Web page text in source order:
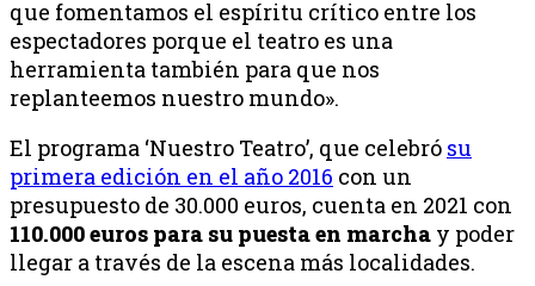
que fomentamos el espíritu crítico entre los
espectadores porque el teatro es una
herramienta también para que nos
replanteemos nuestro mundo».
El programa ‘Nuestro Teatro’, que celebró su
primera edición en el año 2016 con un
presupuesto de 30.000 euros, cuenta en 2021 con
110.000 euros para su puesta en marcha y poder
llegar a través de la escena más localidades.